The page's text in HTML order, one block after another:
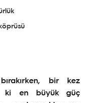
bir kez
ki en büyük güç